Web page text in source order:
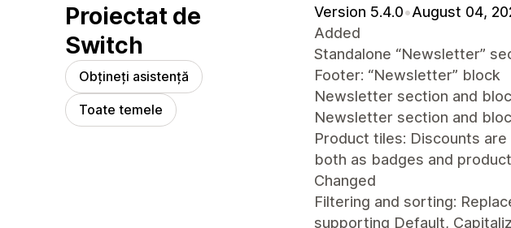
Proiectat de
Switch
Obțineți asistență
Toate temele
Version 5.4.0•August 04,
Added
Standalone “Newsletter”
Footer: “Newsletter” block
Newsletter section and
Newsletter section and
Product tiles: Discounts
both as badges and
Changed
Filtering and sorting:
supporting Default,